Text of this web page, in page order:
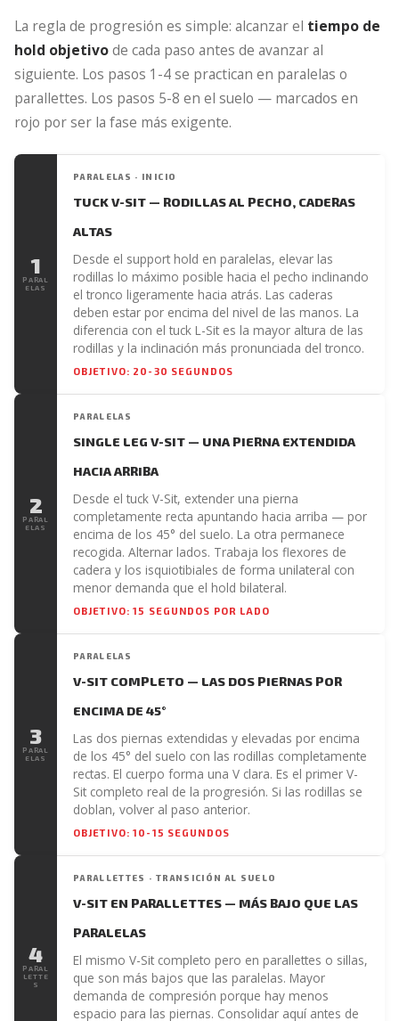
La regla de progresión es simple: alcanzar el tiempo de
hold objetivode cada paso antes de avanzar al
siguiente. Los pasos 1-4 se practican en paralelas o
parallettes. Los pasos 5-8 en el suelo — marcados en
rojo por ser la fase más exigente.
1
PARAL
ELAS
PARALELAS · INICIO
TUCK V-SIT — RODILLAS AL PECHO, CADERAS
ALTAS
Desde el support hold en paralelas, elevar las
rodillas lo máximo posible hacia el pecho inclinando
el tronco ligeramente hacia atrás. Las caderas
deben estar por encima del nivel de las manos. La
diferencia con el tuck L-Sit es la mayor altura de las
rodillas y la inclinación más pronunciada del tronco.
OBJETIVO: 20-30 SEGUNDOS
2
PARAL
ELAS
PARALELAS
SINGLE LEG V-SIT — UNA PIERNA EXTENDIDA
HACIA ARRIBA
Desde el tuck V-Sit, extender una pierna
completamente recta apuntando hacia arriba — por
encima de los 45° del suelo. La otra permanece
recogida. Alternar lados. Trabaja los flexores de
cadera y los isquiotibiales de forma unilateral con
menor demanda que el hold bilateral.
OBJETIVO: 15 SEGUNDOS POR LADO
3
PARAL
ELAS
PARALELAS
V-SIT COMPLETO — LAS DOS PIERNAS POR
ENCIMA DE 45°
Las dos piernas extendidas y elevadas por encima
de los 45° del suelo con las rodillas completamente
rectas. El cuerpo forma una V clara. Es el primer V-
Sit completo real de la progresión. Si las rodillas se
doblan, volver al paso anterior.
OBJETIVO: 10-15 SEGUNDOS
4
PARAL
LETTE
S
PARALLETTES · TRANSICIÓN AL SUELO
V-SIT EN PARALLETTES — MÁS BAJO QUE LAS
PARALELAS
El mismo V-Sit completo pero en parallettes o sillas,
que son más bajos que las paralelas. Mayor
demanda de compresión porque hay menos
espacio para las piernas. Consolidar aquí antes de